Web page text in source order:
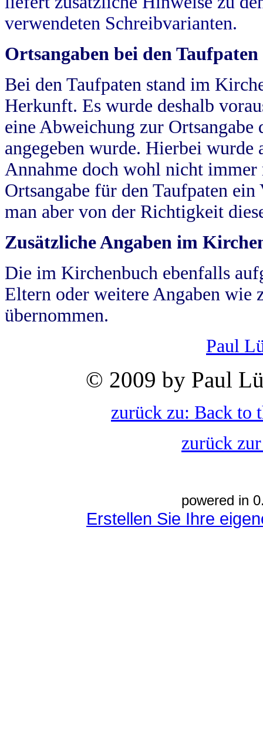
verwendeten Schreibvarianten.
Ortsangaben bei den Taufpaten
Bei den Taufpaten stand im
Herkunft. Es wurde deshalb
eine Abweichung zur
angegeben wurde. Hierbei wurde
Annahme doch wohl nicht
Ortsangabe für den Taufpaten
man aber von der Richtigkeit
Zusätzliche Angaben im
Die im Kirchenbuch ebenfalls
Eltern oder weitere Angaben wie
übernommen.
Paul
© 2009 by Paul
zurück zu: Back to
zurück
powered in
Erstellen Sie Ihre